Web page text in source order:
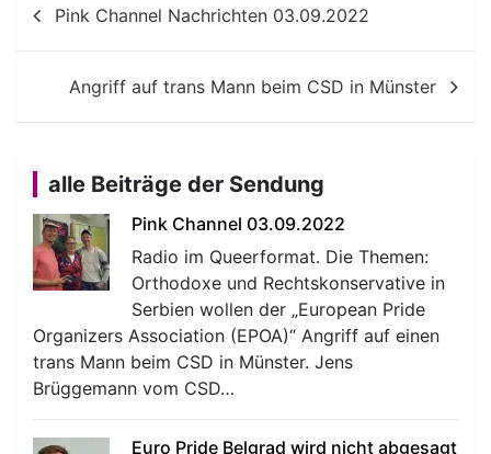
Pink Channel Nachrichten 03.09.2022
Angriff auf trans Mann beim CSD in Münster
alle Beiträge der Sendung
Pink Channel 03.09.2022
Radio im Queerformat. Die Themen:
Orthodoxe und Rechtskonservative in
Serbien wollen der „European Pride
Organizers Association (EPOA)“ Angriff auf einen
trans Mann beim CSD in Münster. Jens
Brüggemann vom CSD…
Euro Pride Belgrad wird nicht abgesagt